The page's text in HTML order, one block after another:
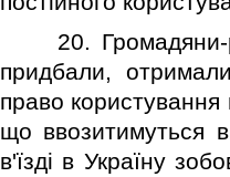
20. Громадяни-
придбали,
право
що ввозитимуться
в'їздi в Україну